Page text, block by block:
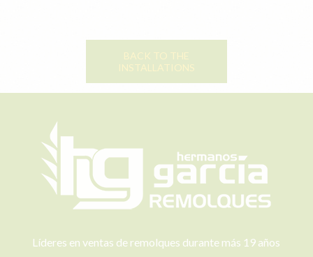
BACK TO THE
INSTALLATIONS
Líderes en ventas de remolques durante más 19 años